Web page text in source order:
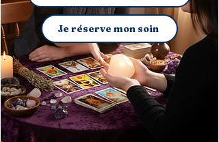
Je réserve mon soin